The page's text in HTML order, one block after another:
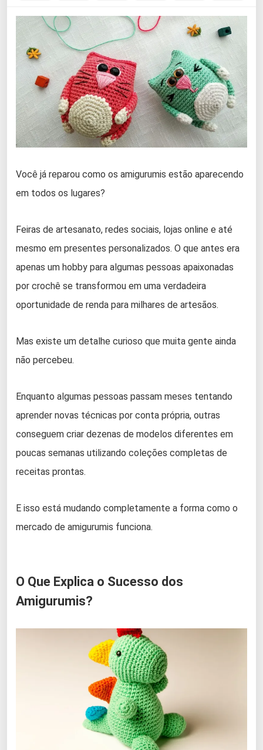
Você já reparou como os amigurumis estão aparecendo
em todos os lugares?
Feiras de artesanato, redes sociais, lojas online e até
mesmo em presentes personalizados. O que antes era
apenas um hobby para algumas pessoas apaixonadas
por crochê se transformou em uma verdadeira
oportunidade de renda para milhares de artesãos.
Mas existe um detalhe curioso que muita gente ainda
não percebeu.
Enquanto algumas pessoas passam meses tentando
aprender novas técnicas por conta própria, outras
conseguem criar dezenas de modelos diferentes em
poucas semanas utilizando coleções completas de
receitas prontas.
E isso está mudando completamente a forma como o
mercado de amigurumis funciona.
O Que Explica o Sucesso dos
Amigurumis?